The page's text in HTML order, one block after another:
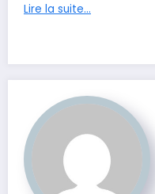
Lire la suite…